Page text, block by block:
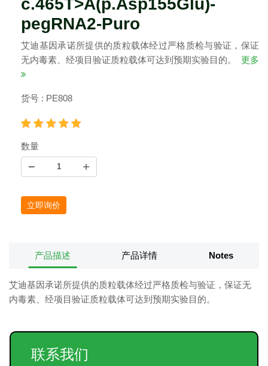
c.465T>A(p.Asp155Glu)-
pegRNA2-Puro
艾迪基因承诺所提供的质粒载体经过严格质检与验证，保证
无内毒素、经项目验证质粒载体可达到预期实验目的。
更多
货号 : PE808
数量
立即询价
产品描述 产品详情 Notes
艾迪基因承诺所提供的质粒载体经过严格质检与验证，保证无
内毒素、经项目验证质粒载体可达到预期实验目的。
联系我们